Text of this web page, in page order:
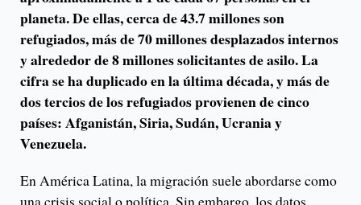
planeta. De ellas, cerca de 43.7 millones son
refugiados, más de 70 millones desplazados internos
y alrededor de 8 millones solicitantes de asilo. La
cifra se ha duplicado en la última década, y más de
dos tercios de los refugiados provienen de cinco
países: Afganistán, Siria, Sudán, Ucrania y
Venezuela.
En América Latina, la migración suele abordarse como